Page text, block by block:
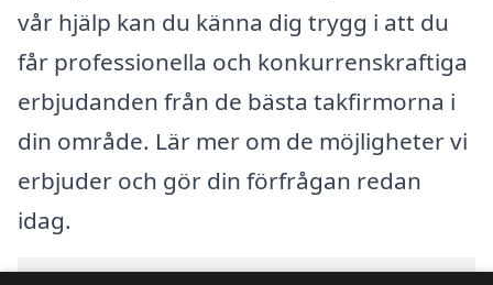
vår hjälp kan du känna dig trygg i att du
får professionella och konkurrenskraftiga
erbjudanden från de bästa takfirmorna i
din område. Lär mer om de möjligheter vi
erbjuder och gör din förfrågan redan
idag.